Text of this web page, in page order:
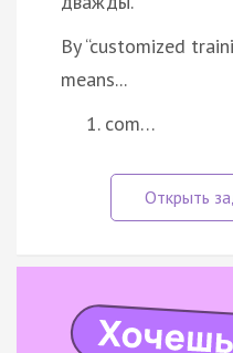
By “customized
means...
com…